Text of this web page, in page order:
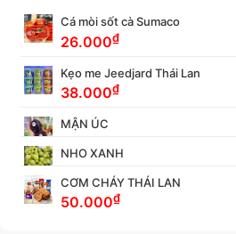
Cá mòi sốt cà Sumaco
26.000₫
Kẹo me Jeedjard Thái Lan
38.000₫
MẬN ÚC
NHO XANH
CƠM CHÁY THÁI LAN
50.000₫